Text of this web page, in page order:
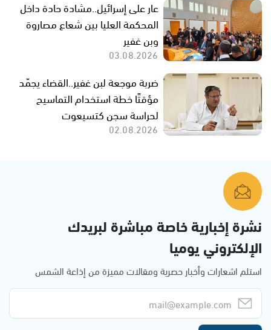
عار على إسرائيل..مشادة حادة داخل
المحكمة العليا بين شعاع مصاروة
وبن غفير
03.08.2026
ضربة موجعة لبن غفير..القضاء يجمّد
مؤقتًا خطة استخدام التماسيح
لحراسة سجن كتسيعوت
02.08.2026
نشرة إخبارية خاصة مباشرة لبريدك
الإلكتروني يوميا
استلم اشعارات وأخبار حصرية ومقالات مميزة من إذاعة الشمس